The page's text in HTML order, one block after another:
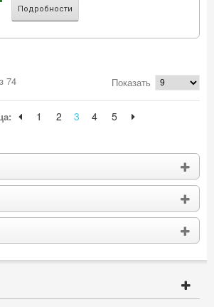
Подробности
74 Показать
1 2 3 4 5